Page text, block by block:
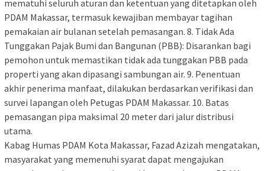
mematuhi seluruh aturan dan ketentuan yang ditetapkan oleh
PDAM Makassar, termasuk kewajiban membayar tagihan
pemakaian air bulanan setelah pemasangan. 8. Tidak Ada
Tunggakan Pajak Bumi dan Bangunan (PBB): Disarankan bagi
pemohon untuk memastikan tidak ada tunggakan PBB pada
properti yang akan dipasangi sambungan air. 9. Penentuan
akhir penerima manfaat, dilakukan berdasarkan verifikasi dan
survei lapangan oleh Petugas PDAM Makassar. 10. Batas
pemasangan pipa maksimal 20 meter dari jalur distribusi
utama.
Kabag Humas PDAM Kota Makassar, Fazad Azizah mengatakan,
masyarakat yang memenuhi syarat dapat mengajukan